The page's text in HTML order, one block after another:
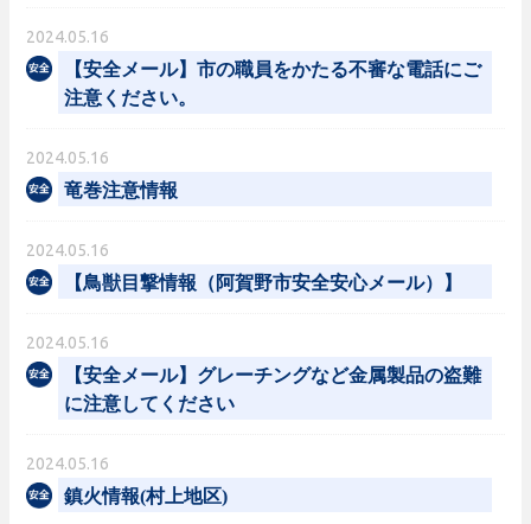
2024.05.16
【安全メール】市の職員をかたる不審な電話にご
注意ください。
2024.05.16
竜巻注意情報
2024.05.16
【鳥獣目撃情報（阿賀野市安全安心メール）】
2024.05.16
【安全メール】グレーチングなど金属製品の盗難
に注意してください
2024.05.16
鎮火情報(村上地区)